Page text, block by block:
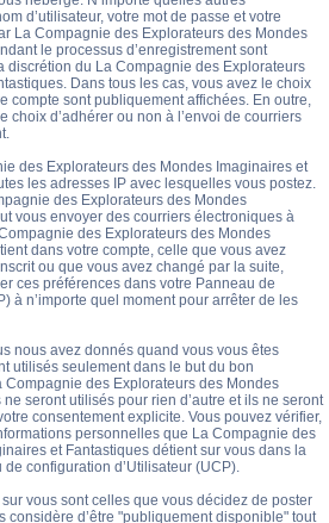
d’utilisateur, votre mot de passe et votre
La Compagnie des Explorateurs des Mondes
le processus d’enregistrement sont
discrétion du La Compagnie des Explorateurs
Dans tous les cas, vous avez le choix
compte sont publiquement affichées. En outre,
choix d’adhérer ou non à l’envoi de courriers
des Explorateurs des Mondes Imaginaires et
les adresses IP avec lesquelles vous postez.
des Explorateurs des Mondes
vous envoyer des courriers électroniques à
des Explorateurs des Mondes
dans votre compte, celle que vous avez
ou que vous avez changé par la suite,
ces préférences dans votre Panneau de
à n’importe quel moment pour arrêter de les
nous avez donnés quand vous vous êtes
utilisés seulement dans le but du bon
des Explorateurs des Mondes
seront utilisés pour rien d’autre et ils ne seront
consentement explicite. Vous pouvez vérifier,
personnelles que La Compagnie des
et Fantastiques détient sur vous dans la
configuration d’Utilisateur (UCP).
vous sont celles que vous décidez de poster
considère d’être "publiquement disponible" tout